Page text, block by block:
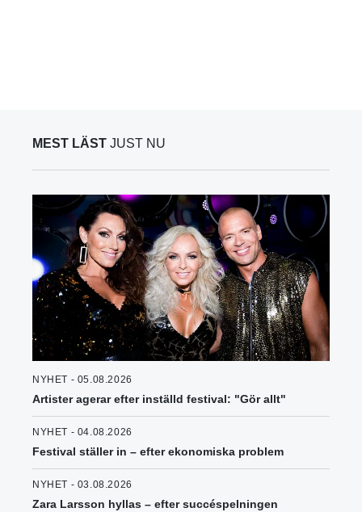
MEST LÄST JUST NU
NYHET - 05.08.2026
Artister agerar efter inställd festival: "Gör allt"
NYHET - 04.08.2026
Festival ställer in – efter ekonomiska problem
NYHET - 03.08.2026
Zara Larsson hyllas – efter succéspelningen